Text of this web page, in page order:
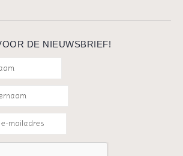
DE NIEUWSBRIEF!